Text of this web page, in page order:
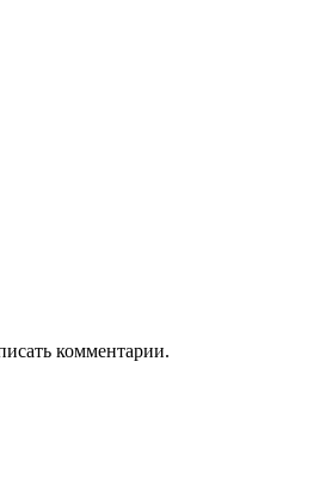
комментарии.